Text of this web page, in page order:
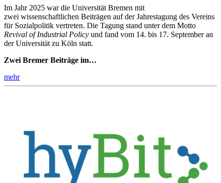
Im Jahr 2025 war die Universität Bremen mit
zwei wissenschaftlichen Beiträgen auf der Jahrestagung des Vereins
für Sozialpolitik vertreten. Die Tagung stand unter dem Motto
Revival of Industrial Policy und fand vom 14. bis 17. September an
der Universität zu Köln statt.
Zwei Bremer Beiträge im…
mehr